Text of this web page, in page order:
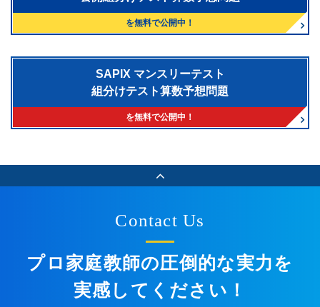
を無料で公開中！
SAPIX マンスリーテスト
組分けテスト算数予想問題
を無料で公開中！
Contact Us
プロ家庭教師の圧倒的な実力を
実感してください！